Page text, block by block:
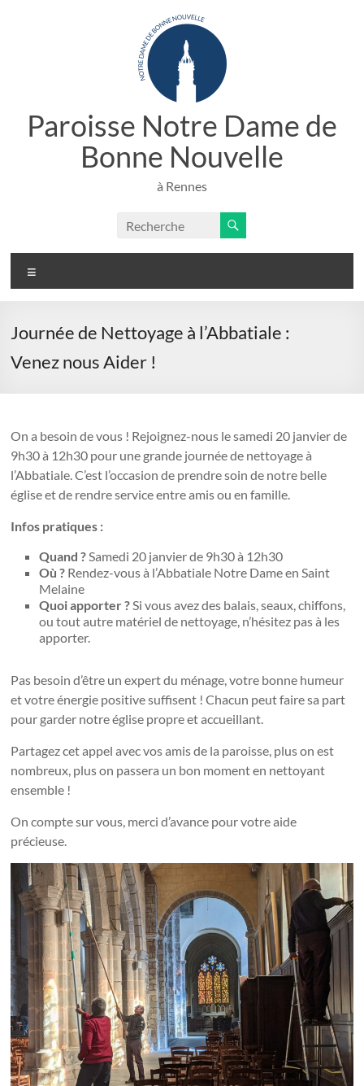
Paroisse Notre Dame de
Bonne Nouvelle
à Rennes
Journée de Nettoyage à l’Abbatiale :
Venez nous Aider !
On a besoin de vous ! Rejoignez-nous le samedi 20 janvier de
9h30 à 12h30 pour une grande journée de nettoyage à
l’Abbatiale. C’est l’occasion de prendre soin de notre belle
église et de rendre service entre amis ou en famille.
Infos pratiques :
Quand ?Samedi 20 janvier de 9h30 à 12h30
Où ? Rendez-vous à l’Abbatiale Notre Dame en Saint
Melaine
Quoi apporter ?Si vous avez des balais, seaux, chiffons,
ou tout autre matériel de nettoyage, n’hésitez pas à les
apporter.
Pas besoin d’être un expert du ménage, votre bonne humeur
et votre énergie positive suffisent ! Chacun peut faire sa part
pour garder notre église propre et accueillant.
Partagez cet appel avec vos amis de la paroisse, plus on est
nombreux, plus on passera un bon moment en nettoyant
ensemble !
On compte sur vous, merci d’avance pour votre aide
précieuse.